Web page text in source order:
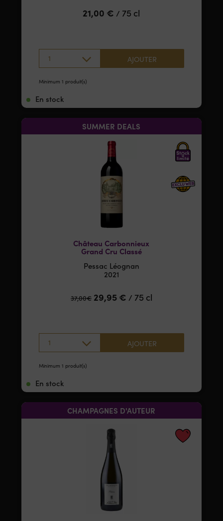
21,00 € / 75 cl
1 AJOUTER
Minimum 1 produit(s)
En stock
SUMMER DEALS
Château Carbonnieux
Grand Cru Classé
Pessac Léognan
2021
37,00€ 29,95 € / 75 cl
1 AJOUTER
Minimum 1 produit(s)
En stock
CHAMPAGNES D'AUTEUR